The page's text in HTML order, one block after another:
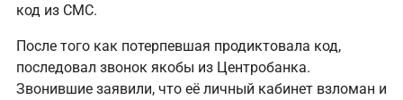
код из СМС.
После того как потерпевшая продиктовала код,
последовал звонок якобы из Центробанка.
Звонившие заявили, что её личный кабинет взломан и